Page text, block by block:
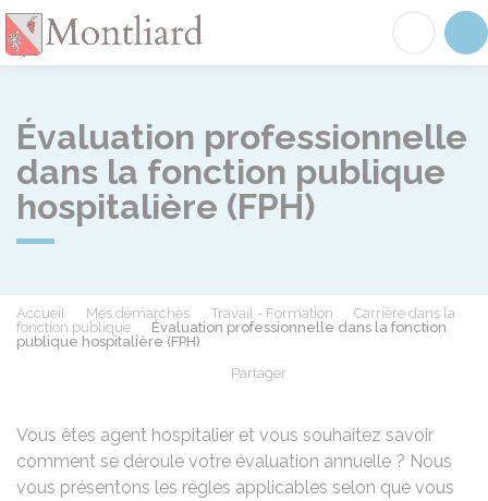
Évaluation professionnelle
dans la fonction publique
hospitalière (FPH)
Accueil Mes démarches Travail - Formation
Carrière dans la
fonction publique
Évaluation professionnelle dans la fonction
publique hospitalière (FPH)
Partager
Vous êtes agent hospitalier et vous souhaitez savoir
comment se déroule votre évaluation annuelle ? Nous
vous présentons les règles applicables selon que vous